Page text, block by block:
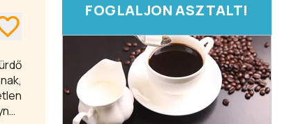
FOGLALJON ASZTALT!